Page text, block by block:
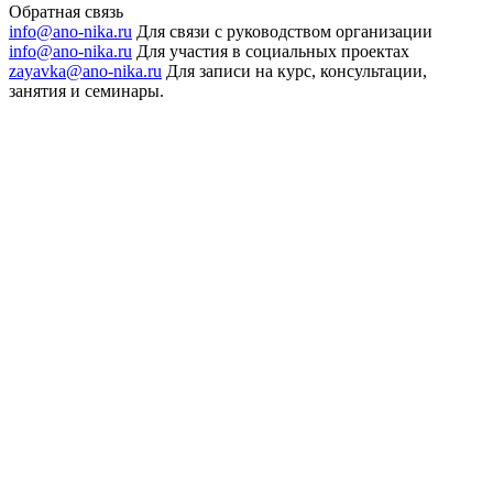
Обратная связь
info@ano-nika.ru Для связи с руководством организации
info@ano-nika.ru Для участия в социальных проектах
zayavka@ano-nika.ru Для записи на курс, консультации,
занятия и семинары.